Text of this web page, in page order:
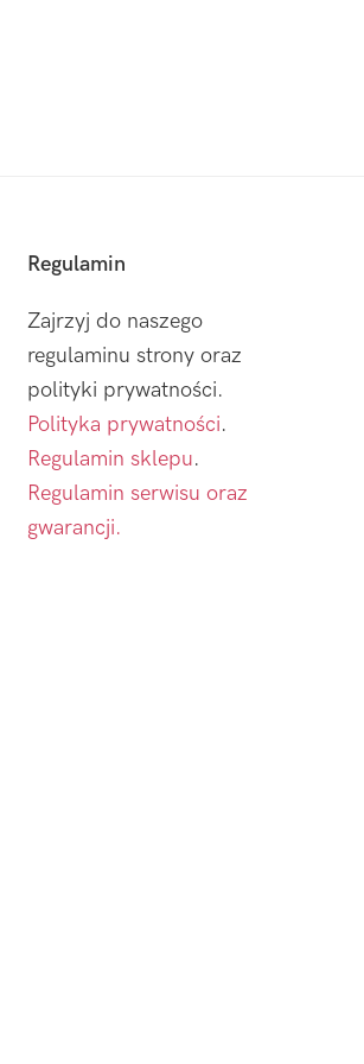
Regulamin
Zajrzyj do naszego
regulaminu strony oraz
polityki prywatności.
Polityka prywatności.
Regulamin sklepu.
Regulamin serwisu oraz
gwarancji.